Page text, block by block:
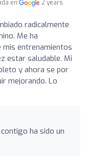
en
2 years
radicalmente
Me ha
mis entrenamientos
estar saludable. Mi
y ahora se por
mejorando. Lo
ha sido un